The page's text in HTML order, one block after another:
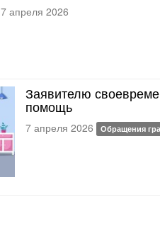
7 апреля 2026
Заявителю
помощь
7 апреля 2026 Обращения